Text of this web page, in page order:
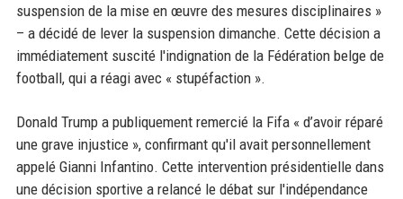
suspension de la mise en œuvre des mesures disciplinaires »
– a décidé de lever la suspension dimanche. Cette décision a
immédiatement suscité l'indignation de la Fédération belge de
football, qui a réagi avec « stupéfaction ».
Donald Trump a publiquement remercié la Fifa « d’avoir réparé
une grave injustice », confirmant qu'il avait personnellement
appelé Gianni Infantino. Cette intervention présidentielle dans
une décision sportive a relancé le débat sur l'indépendance